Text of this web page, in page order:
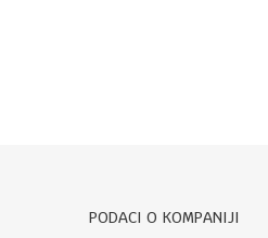
PODACI O KOMPANIJI